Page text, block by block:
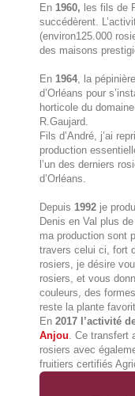
En 1960, les fils de
succédèrent.
(environ125.000
des maisons
En 1964 , la
d’Orléans pour
horticole du
R.Gaujard.
Fils d’André, j’ai
production
l’un des derniers
d’Orléans.
Depuis 1992 je
Denis en Val plus de
ma production sont
travers celui ci, fort
rosiers, je désire
rosiers, et vous
couleurs, des
reste la plante
En 2017 l’activité
Anjou . Ce
rosiers avec
fruitiers certifiés